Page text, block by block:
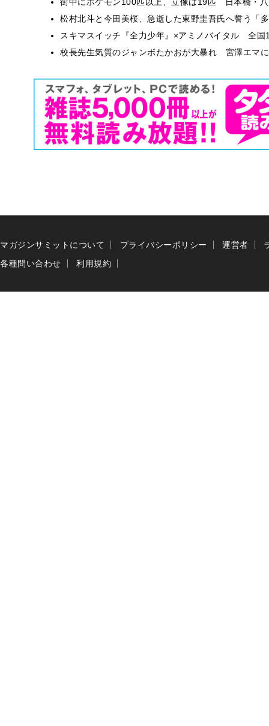
松村北斗と今田美桜、急逝した東野圭吾氏へ誓う「
スキマスイッチ『全力少年』×アミノバイタル 全国
校長先生気質のジャンボたかおが大暴れ 宮澤エマ
マガジンサミットについて プライバシーポリシー 運営者
各種問い合わせ
利用規約